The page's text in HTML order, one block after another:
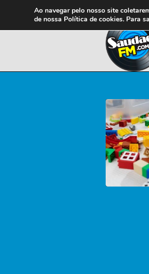
Ao navegar pelo nosso site
de nossa Política de cookies. Para